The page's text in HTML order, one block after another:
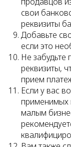
свои
реквизиты
Добавьте
если это
Не забудьте
реквизиты,
прием
Если у вас
применимых
малым